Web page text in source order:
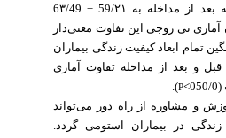
5۳/۱۶ ± 05/۳۴ بود که بعد از مداخله به 59/۲۱ ± 6۳/49
تی زوجی این تفاوت معنی‌دار
تمام ابعاد کیفیت زندگی بیماران
و بعد از مداخله تفاوت آماری
P
).
و مشاوره از راه دور می‌تواند
در بیماران استومی گردد.